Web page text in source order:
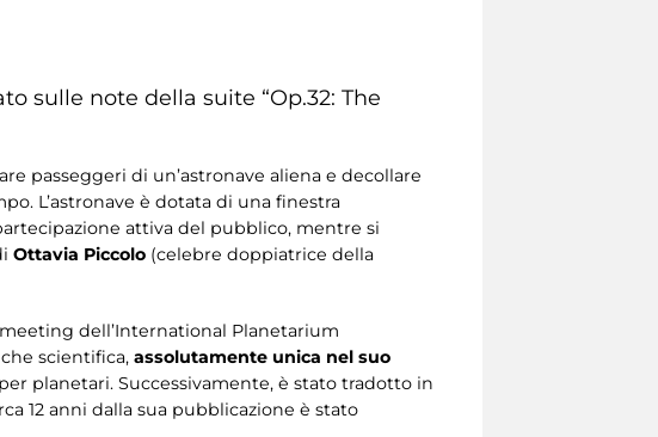
sulle note della suite “Op.32: The
passeggeri di un’astronave aliena e decollare
L’astronave è dotata di una finestra
attiva del pubblico, mentre si
Ottavia Piccolo (celebre doppiatrice della
dell’International Planetarium
che scientifica, assolutamente unica nel suo
planetari. Successivamente, è stato tradotto in
12 anni dalla sua pubblicazione è stato